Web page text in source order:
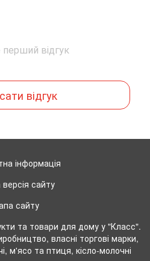
відгук
відгук
інформація
сайту
сайту
та товари для дому у "Класс".
власні торгові марки,
м'ясо та птиця, кісло-молочні